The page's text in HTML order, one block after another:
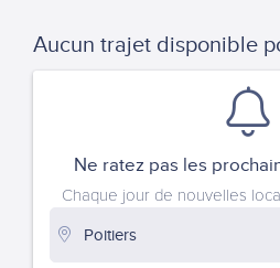
Aucun trajet disponible
Ne ratez pas les
Chaque jour de nouvelles